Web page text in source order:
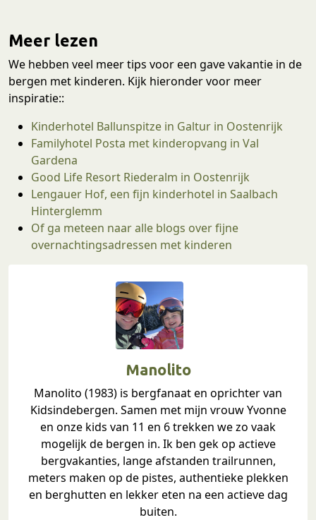
Meer lezen
We hebben veel meer tips voor een gave vakantie in de
bergen met kinderen. Kijk hieronder voor meer
inspiratie::
Kinderhotel Ballunspitze in Galtur in Oostenrijk
Familyhotel Posta met kinderopvang in Val
Gardena
Good Life Resort Riederalm in Oostenrijk
Lengauer Hof, een fijn kinderhotel in Saalbach
Hinterglemm
Of ga meteen naar alle blogs over fijne
overnachtingsadressen met kinderen
Manolito
Manolito (1983) is bergfanaat en oprichter van
Kidsindebergen. Samen met mijn vrouw Yvonne
en onze kids van 11 en 6 trekken we zo vaak
mogelijk de bergen in. Ik ben gek op actieve
bergvakanties, lange afstanden trailrunnen,
meters maken op de pistes, authentieke plekken
en berghutten en lekker eten na een actieve dag
buiten.